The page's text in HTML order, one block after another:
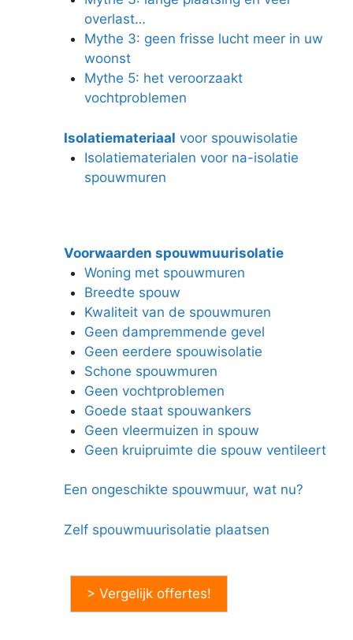
overlast…
Mythe 3: geen frisse lucht meer in uw
woonst
Mythe 5: het veroorzaakt
vochtproblemen
Isolatiemateriaal voor spouwisolatie
Isolatiematerialen voor na-isolatie
spouwmuren
Voorwaarden spouwmuurisolatie
Woning met spouwmuren
Breedte spouw
Kwaliteit van de spouwmuren
Geen dampremmende gevel
Geen eerdere spouwisolatie
Schone spouwmuren
Geen vochtproblemen
Goede staat spouwankers
Geen vleermuizen in spouw
Geen kruipruimte die spouw ventileert
Een ongeschikte spouwmuur, wat nu?
Zelf spouwmuurisolatie plaatsen
> Vergelijk offertes!